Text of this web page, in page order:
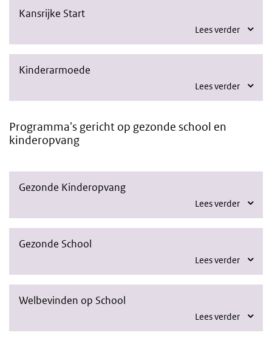
Kansrijke Start
Lees verder
Kinderarmoede
Lees verder
Programma's gericht op gezonde school en
kinderopvang
Gezonde Kinderopvang
Lees verder
Gezonde School
Lees verder
Welbevinden op School
Lees verder